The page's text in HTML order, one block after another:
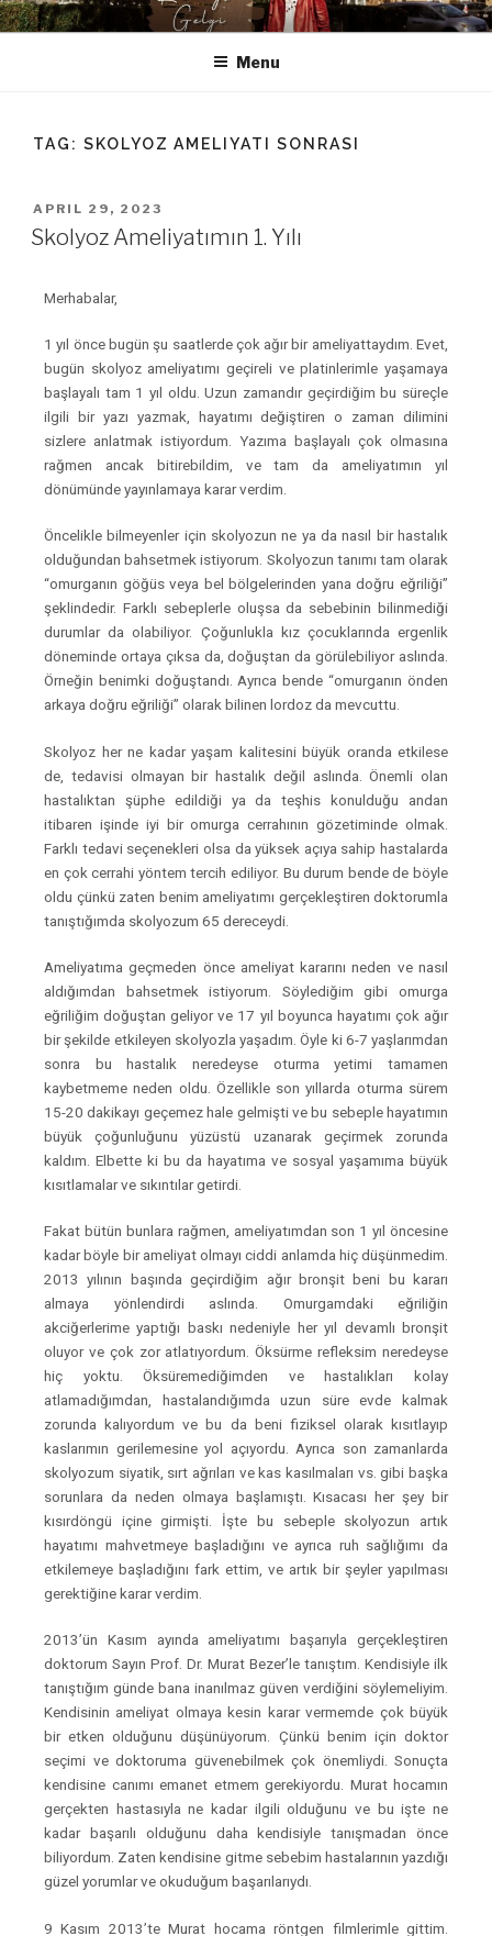
RUMEYSA GELGI
Welcome to Rumeysa Gelgi's official website.
Menu
TAG: SKOLYOZ AMELIYATI SONRASI
APRIL 29, 2023
Skolyoz Ameliyatımın 1. Yılı
Merhabalar,
1 yıl önce bugün şu saatlerde çok ağır bir ameliyattaydım. Evet,
bugün skolyoz ameliyatımı geçireli ve platinlerimle yaşamaya
başlayalı tam 1 yıl oldu. Uzun zamandır geçirdiğim bu süreçle
ilgili bir yazı yazmak, hayatımı değiştiren o zaman dilimini
sizlere anlatmak istiyordum. Yazıma başlayalı çok olmasına
rağmen ancak bitirebildim, ve tam da ameliyatımın yıl
dönümünde yayınlamaya karar verdim.
Öncelikle bilmeyenler için skolyozun ne ya da nasıl bir hastalık
olduğundan bahsetmek istiyorum. Skolyozun tanımı tam olarak
“omurganın göğüs veya bel bölgelerinden yana doğru eğriliği”
şeklindedir. Farklı sebeplerle oluşsa da sebebinin bilinmediği
durumlar da olabiliyor. Çoğunlukla kız çocuklarında ergenlik
döneminde ortaya çıksa da, doğuştan da görülebiliyor aslında.
Örneğin benimki doğuştandı. Ayrıca bende “omurganın önden
arkaya doğru eğriliği” olarak bilinen lordoz da mevcuttu.
Skolyoz her ne kadar yaşam kalitesini büyük oranda etkilese
de, tedavisi olmayan bir hastalık değil aslında. Önemli olan
hastalıktan şüphe edildiği ya da teşhis konulduğu andan
itibaren işinde iyi bir omurga cerrahının gözetiminde olmak.
Farklı tedavi seçenekleri olsa da yüksek açıya sahip hastalarda
en çok cerrahi yöntem tercih ediliyor. Bu durum bende de böyle
oldu çünkü zaten benim ameliyatımı gerçekleştiren doktorumla
tanıştığımda skolyozum 65 dereceydi.
Ameliyatıma geçmeden önce ameliyat kararını neden ve nasıl
aldığımdan bahsetmek istiyorum. Söylediğim gibi omurga
eğriliğim doğuştan geliyor ve 17 yıl boyunca hayatımı çok ağır
bir şekilde etkileyen skolyozla yaşadım. Öyle ki 6-7 yaşlarımdan
sonra bu hastalık neredeyse oturma yetimi tamamen
kaybetmeme neden oldu. Özellikle son yıllarda oturma sürem
15-20 dakikayı geçemez hale gelmişti ve bu sebeple hayatımın
büyük çoğunluğunu yüzüstü uzanarak geçirmek zorunda
kaldım. Elbette ki bu da hayatıma ve sosyal yaşamıma büyük
kısıtlamalar ve sıkıntılar getirdi.
Fakat bütün bunlara rağmen, ameliyatımdan son 1 yıl öncesine
kadar böyle bir ameliyat olmayı ciddi anlamda hiç düşünmedim.
2013 yılının başında geçirdiğim ağır bronşit beni bu kararı
almaya yönlendirdi aslında. Omurgamdaki eğriliğin
akciğerlerime yaptığı baskı nedeniyle her yıl devamlı bronşit
oluyor ve çok zor atlatıyordum. Öksürme refleksim neredeyse
hiç yoktu. Öksüremediğimden ve hastalıkları kolay
atlamadığımdan, hastalandığımda uzun süre evde kalmak
zorunda kalıyordum ve bu da beni fiziksel olarak kısıtlayıp
kaslarımın gerilemesine yol açıyordu. Ayrıca son zamanlarda
skolyozum siyatik, sırt ağrıları ve kas kasılmaları vs. gibi başka
sorunlara da neden olmaya başlamıştı. Kısacası her şey bir
kısırdöngü içine girmişti. İşte bu sebeple skolyozun artık
hayatımı mahvetmeye başladığını ve ayrıca ruh sağlığımı da
etkilemeye başladığını fark ettim, ve artık bir şeyler yapılması
gerektiğine karar verdim.
2013’ün Kasım ayında ameliyatımı başarıyla gerçekleştiren
doktorum Sayın Prof. Dr. Murat Bezer’le tanıştım. Kendisiyle ilk
tanıştığım günde bana inanılmaz güven verdiğini söylemeliyim.
Kendisinin ameliyat olmaya kesin karar vermemde çok büyük
bir etken olduğunu düşünüyorum. Çünkü benim için doktor
seçimi ve doktoruma güvenebilmek çok önemliydi. Sonuçta
kendisine canımı emanet etmem gerekiyordu. Murat hocamın
gerçekten hastasıyla ne kadar ilgili olduğunu ve bu işte ne
kadar başarılı olduğunu daha kendisiyle tanışmadan önce
biliyordum. Zaten kendisine gitme sebebim hastalarının yazdığı
güzel yorumlar ve okuduğum başarılarıydı.
9 Kasım 2013’te Murat hocama röntgen filmlerimle gittim.